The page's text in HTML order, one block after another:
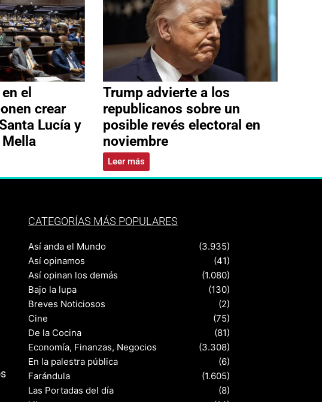
el
crear
Lucía y
Mella
Trump advierte a los
republicanos sobre un
posible revés electoral en
noviembre
Leer más
CATEGORÍAS MÁS POPULARES
Así anda el Mundo
(3.935)
Así opinamos
(41)
Así opinan los demás
(1.080)
Bajo la lupa
(130)
Breves Noticiosos
(2)
Cine
(75)
De la Cocina
(81)
Economía, Finanzas, Negocios
(3.308)
En la palestra pública
(6)
Farándula
(1.605)
Las Portadas del día
(8)